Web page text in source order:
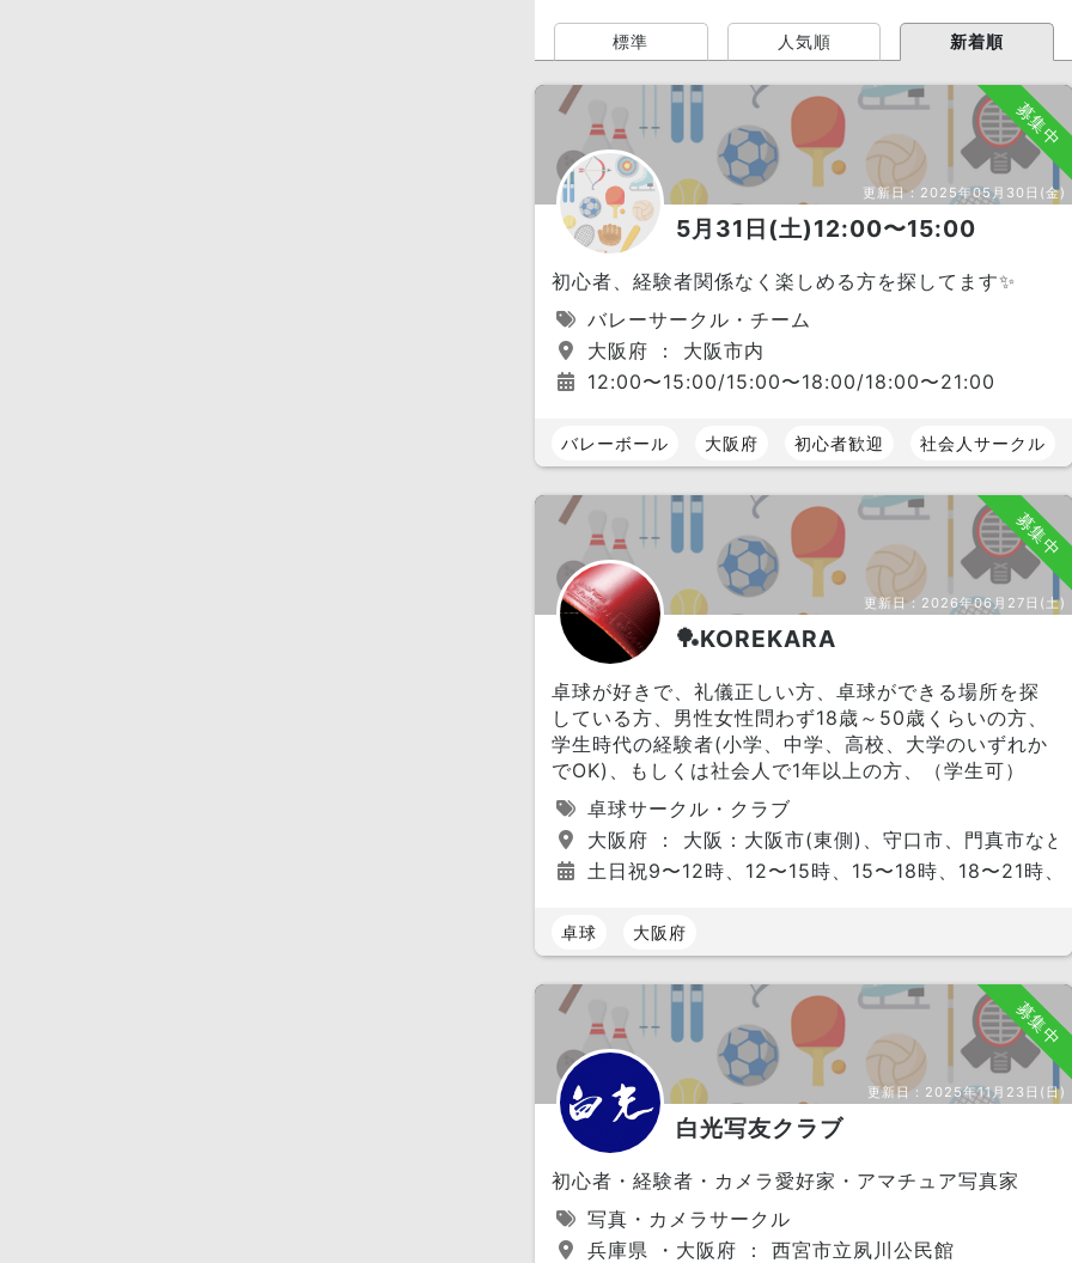
標準 人気順 新着順
募集中
更新日： 2025年05月30日(金)
5月31日(土)12:00〜15:00
初心者、経験者関係なく楽しめる方を探してます✨
バレーサークル・チーム
大阪府 ： 大阪市内
12:00〜15:00/15:00〜18:00/18:00〜21:00
バレーボール 大阪府 初心者歓迎 社会人サークル
募集中
更新日： 2026年06月27日(土)
🏓KOREKARA
卓球が好きで、礼儀正しい方、卓球ができる場所を探
している方、男性女性問わず18歳～50歳くらいの方、
学生時代の経験者(小学、中学、高校、大学のいずれか
でOK)、もしくは社会人で1年以上の方、（学生可）
卓球サークル・クラブ
大阪府 ： 大阪：大阪市(東側)、守口市、門真市な
土日祝9〜12時、12〜15時、15〜18時、18〜21時、
卓球 大阪府
募集中
更新日： 2025年11月23日(日)
白光写友クラブ
初心者・経験者・カメラ愛好家・アマチュア写真家
写真・カメラサークル
兵庫県 ・大阪府 ： 西宮市立夙川公民館